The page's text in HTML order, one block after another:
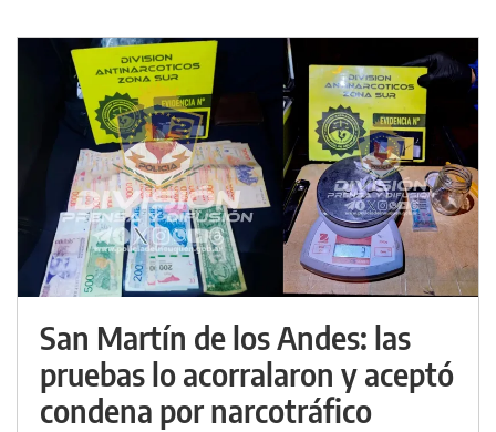
San Martín de los Andes: las
pruebas lo acorralaron y aceptó
condena por narcotráfico